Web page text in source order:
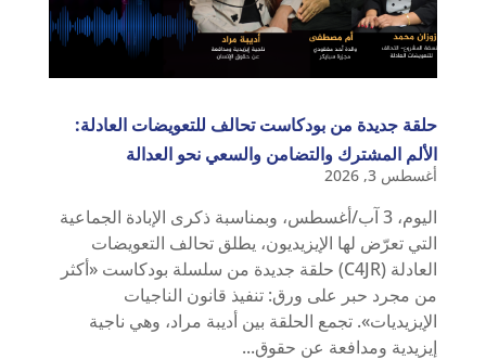
حلقة جديدة من بودكاست تحالف للتعويضات العادلة:
الألم المشترك والتضامن والسعي نحو العدالة
أغسطس 3, 2026
اليوم، 3 آب/أغسطس، وبمناسبة ذكرى الإبادة الجماعية
التي تعرّض لها الإيزيديون، يطلق تحالف التعويضات
العادلة (C4JR) حلقة جديدة من سلسلة بودكاست «أكثر
من مجرد حبر على ورق: تنفيذ قانون الناجيات
الإيزيديات». تجمع الحلقة بين أديبة مراد، وهي ناجية
إيزيدية ومدافعة عن حقوق...